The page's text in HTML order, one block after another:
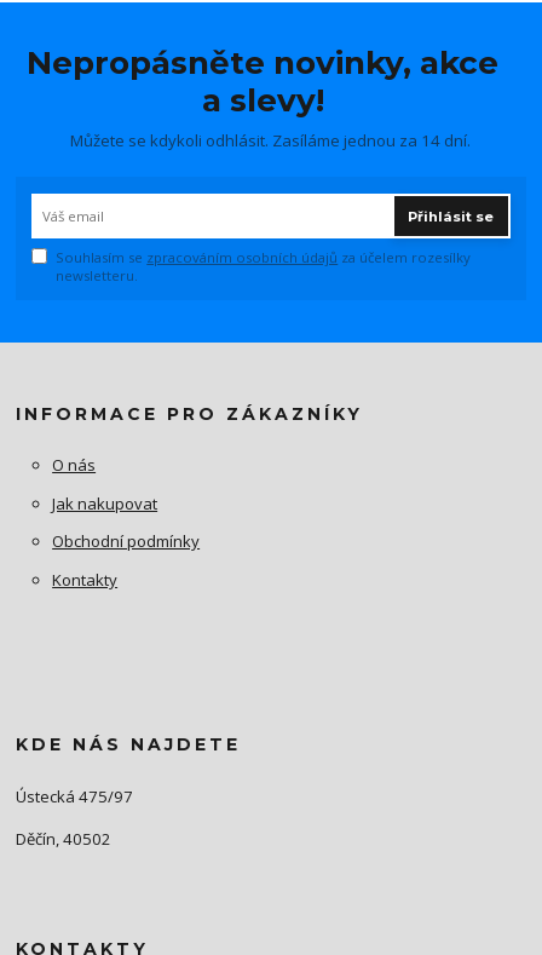
Nepropásněte novinky, akce
a slevy!
Můžete se kdykoli odhlásit. Zasíláme jednou za 14 dní.
Přihlásit se
Souhlasím se zpracováním osobních údajů za účelem rozesílky
newsletteru.
INFORMACE PRO ZÁKAZNÍKY
O nás
Jak nakupovat
Obchodní podmínky
Kontakty
KDE NÁS NAJDETE
Ústecká 475/97
Děčín, 40502
KONTAKTY